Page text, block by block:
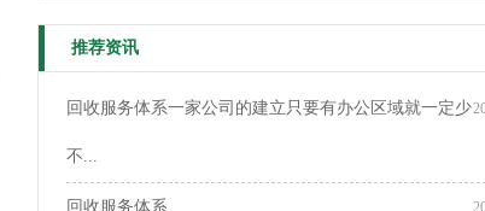
推荐资讯
回收服务体系一家公司的建立只要有办公区域就一定少
不...
回收服务体系